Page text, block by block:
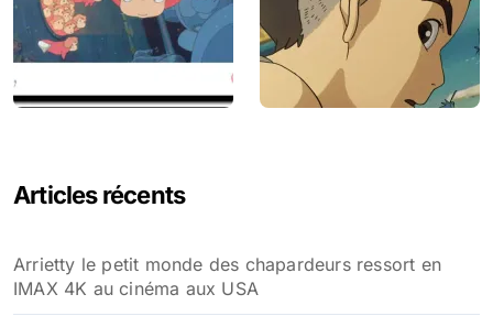
Articles récents
Arrietty le petit monde des chapardeurs ressort en
IMAX 4K au cinéma aux USA